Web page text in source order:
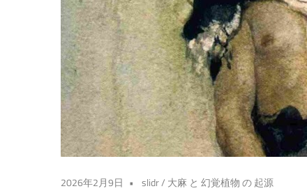
2026年2月9日 slidr/ 大麻 と 幻覚植物 の 起源